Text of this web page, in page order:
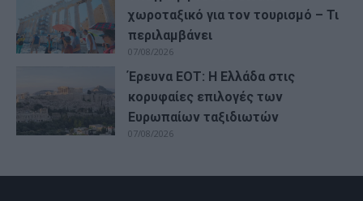
χωροταξικό για τον τουρισμό – Τι
περιλαμβάνει
07/08/2026
Έρευνα ΕΟΤ: Η Ελλάδα στις
κορυφαίες επιλογές των
Ευρωπαίων ταξιδιωτών
07/08/2026